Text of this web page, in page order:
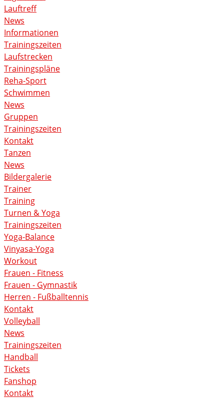
Lauftreff
News
Informationen
Trainingszeiten
Laufstrecken
Trainingspläne
Reha-Sport
Schwimmen
News
Gruppen
Trainingszeiten
Kontakt
Tanzen
News
Bildergalerie
Trainer
Training
Turnen & Yoga
Trainingszeiten
Yoga-Balance
Vinyasa-Yoga
Workout
Frauen - Fitness
Frauen - Gymnastik
Herren - Fußballtennis
Kontakt
Volleyball
News
Trainingszeiten
Handball
Tickets
Fanshop
Kontakt